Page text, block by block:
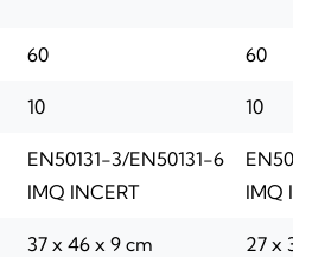
60 60
10 10
EN50131-3/EN50131-6
IMQ INCERT
IMQ
37 x 46 x 9 cm 27 x